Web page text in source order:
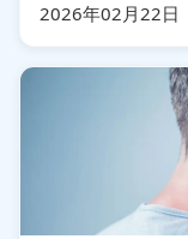
2026年02月22日